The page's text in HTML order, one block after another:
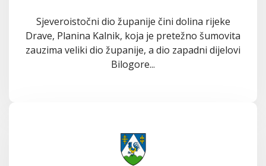
Sjeveroistočni dio županije čini dolina rijeke
Drave, Planina Kalnik, koja je pretežno šumovita
zauzima veliki dio županije, a dio zapadni dijelovi
Bilogore...